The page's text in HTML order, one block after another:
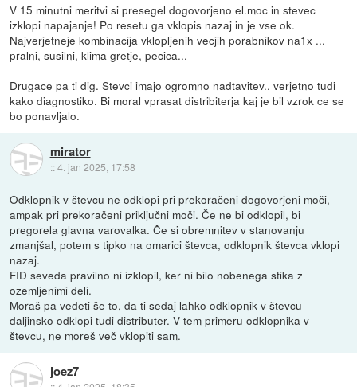
V 15 minutni meritvi si presegel dogovorjeno el.moc in stevec
izklopi napajanje! Po resetu ga vklopis nazaj in je vse ok.
Najverjetneje kombinacija vklopljenih vecjih porabnikov na1x ...
pralni, susilni, klima gretje, pecica...
Drugace pa ti dig. Stevci imajo ogromno nadtavitev.. verjetno tudi
kako diagnostiko. Bi moral vprasat distribiterja kaj je bil vzrok ce se
bo ponavljalo.
mirator
::4. jan 2025, 17:58
Odklopnik v števcu ne odklopi pri prekoračeni dogovorjeni moči,
ampak pri prekoračeni priključni moči. Če ne bi odklopil, bi
pregorela glavna varovalka. Če si obremnitev v stanovanju
zmanjšal, potem s tipko na omarici števca, odklopnik števca vklopi
nazaj.
FID seveda pravilno ni izklopil, ker ni bilo nobenega stika z
ozemljenimi deli.
Moraš pa vedeti še to, da ti sedaj lahko odklopnik v števcu
daljinsko odklopi tudi distributer. V tem primeru odklopnika v
števcu, ne moreš več vklopiti sam.
joez7